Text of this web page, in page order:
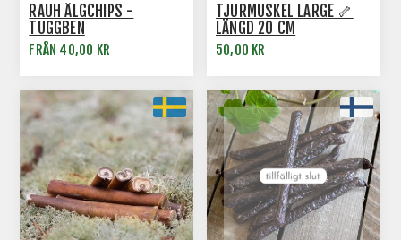
RAUH ÄLGCHIPS -
TUGGBEN
FRÅN 40,00 KR
TJURMUSKEL LARGE 🦴
LÄNGD 20 CM
50,00 KR